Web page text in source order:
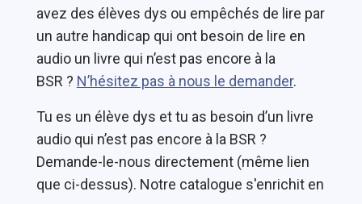
avez des élèves dys ou empêchés de lire par
un autre handicap qui ont besoin de lire en
audio un livre qui n’est pas encore à la
BSR ? N’hésitez pas à nous le demander.
Tu es un élève dys et tu as besoin d’un livre
audio qui n’est pas encore à la BSR ?
Demande-le-nous directement (même lien
que ci-dessus). Notre catalogue s'enrichit en